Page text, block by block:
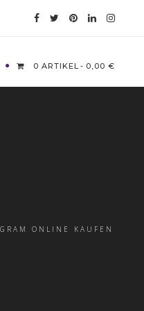
0 ARTIKEL 0,00 €
ONLINE KAUFEN